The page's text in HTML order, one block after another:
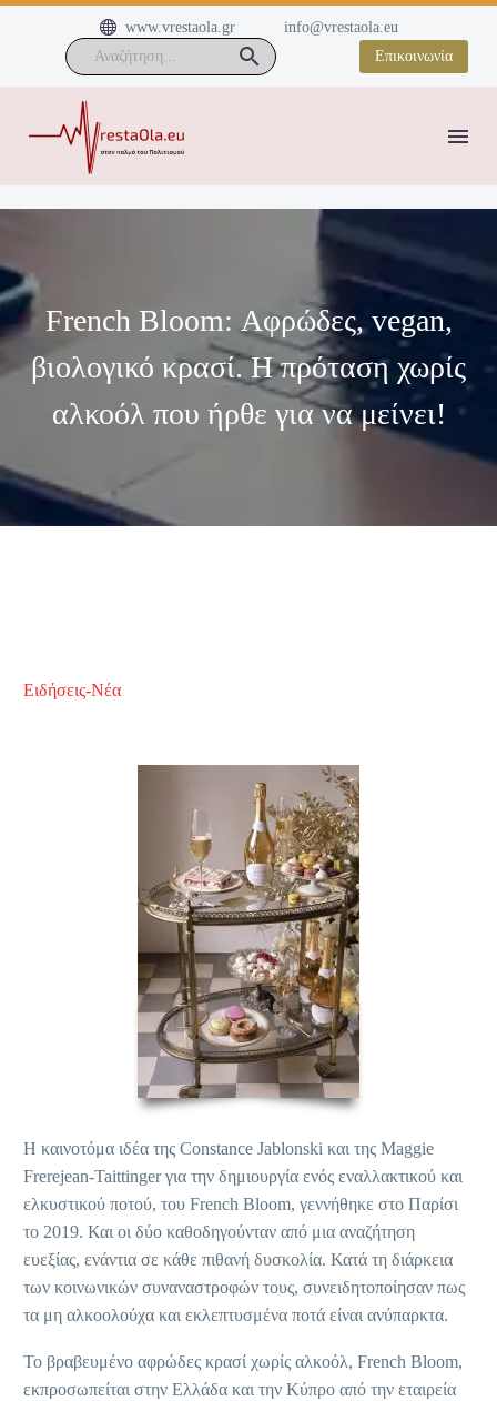

 www.vrestaola.gr
info@vrestaola.eu
Επικοινωνία
French Bloom: Αφρώδες, vegan,
βιολογικό κρασί. Η πρόταση χωρίς
αλκοόλ που ήρθε για να μείνει!
Ειδήσεις-Νέα
H καινοτόμα ιδέα της Constance Jablonski και της Maggie
Frerejean-Taittinger για την δημιουργία ενός εναλλακτικού και
ελκυστικού ποτού, του French Bloom, γεννήθηκε στο Παρίσι
το 2019. Και οι δύο καθοδηγούνταν από μια αναζήτηση
ευεξίας, ενάντια σε κάθε πιθανή δυσκολία. Κατά τη διάρκεια
των κοινωνικών συναναστροφών τους, συνειδητοποίησαν πως
τα μη αλκοολούχα και εκλεπτυσμένα ποτά είναι ανύπαρκτα.
Το βραβευμένο αφρώδες κρασί χωρίς αλκοόλ, French Bloom,
εκπροσωπείται στην Ελλάδα και την Κύπρο από την εταιρεία